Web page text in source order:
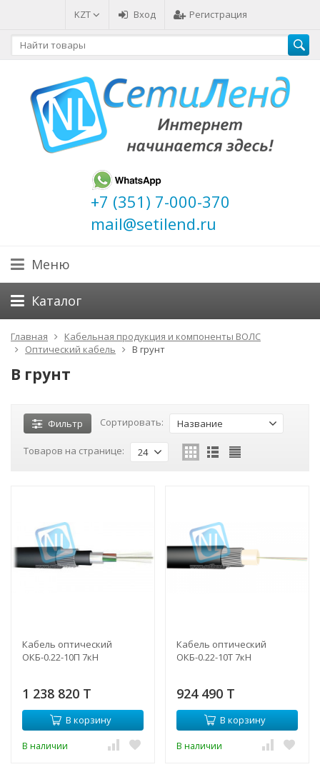
KZT Вход Регистрация
+7 (351) 7-000-370
mail@setilend.ru
Меню
Каталог
Главная
Кабельная продукция и компоненты ВОЛС
Оптический кабель
В грунт
В грунт
Фильтр Сортировать: Название
Товаров на странице: 24
Кабель оптический
ОКБ-0.22-10П 7кН
1 238 820 T
В корзину
В наличии
Кабель оптический
ОКБ-0.22-10Т 7кН
924 490 T
В корзину
В наличии